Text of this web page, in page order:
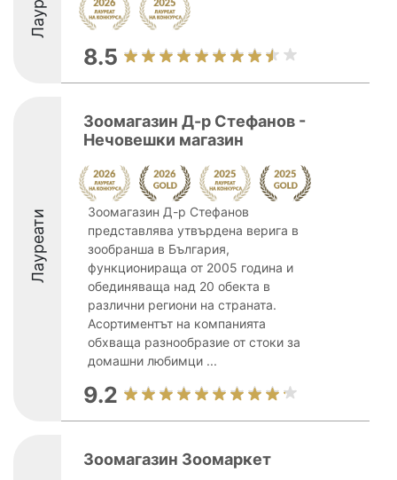
8.5
Лауреати
Зоомагазин Д-р Стефанов -
Нечовешки магазин
Зоомагазин Д-р Стефанов
представлява утвърдена верига в
зообранша в България,
функционираща от 2005 година и
обединяваща над 20 обекта в
различни региони на страната.
Асортиментът на компанията
обхваща разнообразие от стоки за
домашни любимци ...
9.2
Зоомагазин Зоомаркет